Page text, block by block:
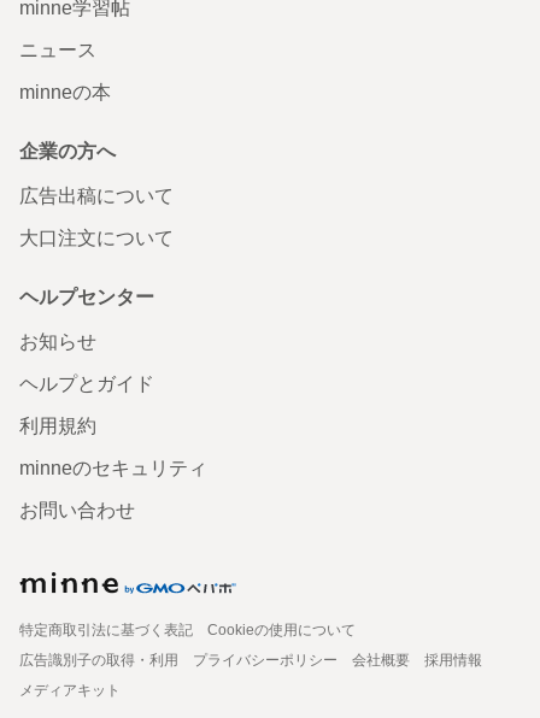
minne学習帖
ニュース
minneの本
企業の方へ
広告出稿について
大口注文について
ヘルプセンター
お知らせ
ヘルプとガイド
利用規約
minneのセキュリティ
お問い合わせ
特定商取引法に基づく表記
Cookieの使用について
広告識別子の取得・利用
プライバシーポリシー 会社概要
採用情報
メディアキット